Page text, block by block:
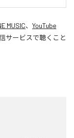
MUSIC、 YouTube
サービスで聴くこと